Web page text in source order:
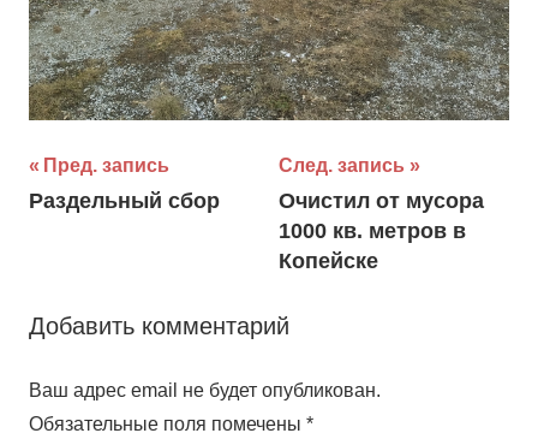
Навигация
по
Пред. запись
Раздельный сбор
След. запись
Очистил от мусора
1000 кв. метров в
Копейске
Добавить комментарий
Ваш адрес email не будет опубликован.
Обязательные поля помечены *